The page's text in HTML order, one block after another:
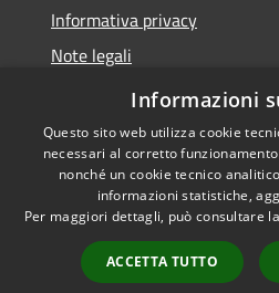
Informativa privacy
Note legali
Dichiarazione di accessibilità
Accessibilità
Informazioni
Questo sito web utilizza cookie
necessari al corretto
nonché un cookie tecnico
informazioni statistiche,
Per maggiori dettagli, può consultare
ACCETTA TUTTO